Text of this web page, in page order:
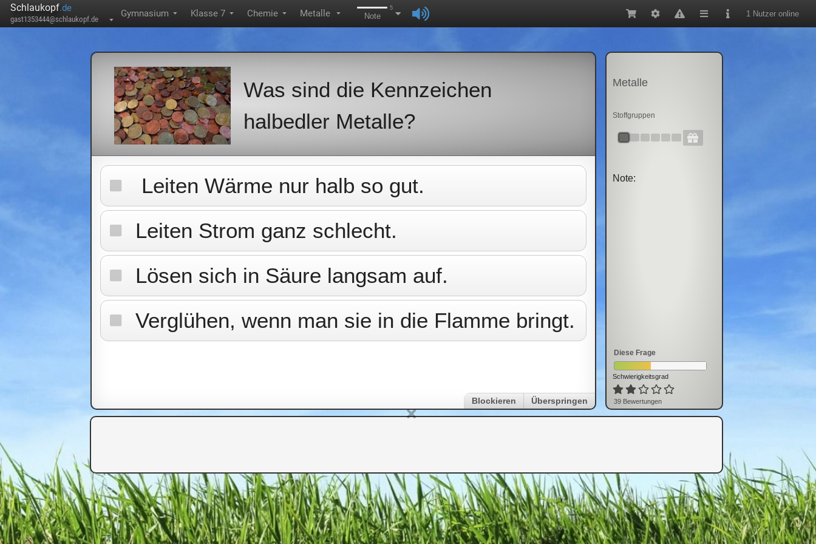
Schlaukopf.de
gast1353444@schlaukopf.de ▼
Gymnasium ▼ Klasse 7 ▼ Chemie ▼ Metalle ▼
5
Note 1 Nutzer online
Was sind die Kennzeichen
halbedler Metalle?
Leiten Wärme nur halb so gut.
Leiten Strom ganz schlecht.
Lösen sich in Säure langsam auf.
Verglühen, wenn man sie in die Flamme bringt.
Blockieren Überspringen
Metalle
Stoffgruppen
Note:
Diese Frage
Schwierigkeitsgrad
39 Bewertungen